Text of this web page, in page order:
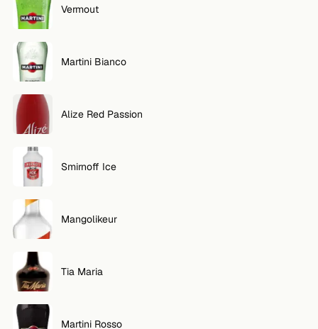
VOLG
Twitter
Facebook
Cocktail app
Vermout
Martini Bianco
Alize Red Passion
Smirnoff Ice
Mangolikeur
Tia Maria
Martini Rosso